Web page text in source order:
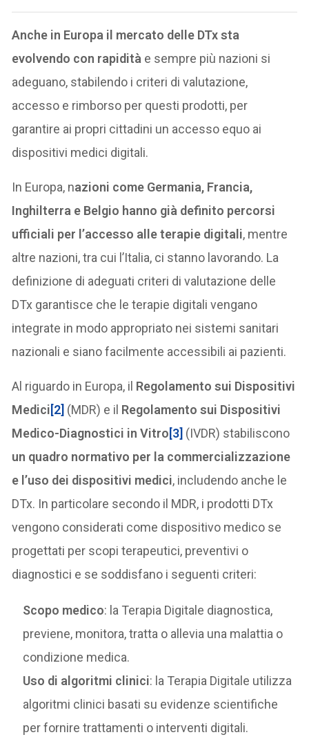
Anche in Europa il mercato delle DTx sta
evolvendo con rapidità e sempre più nazioni si
adeguano, stabilendo i criteri di valutazione,
accesso e rimborso per questi prodotti, per
garantire ai propri cittadini un accesso equo ai
dispositivi medici digitali.
In Europa, nazioni come Germania, Francia,
Inghilterra e Belgio hanno già definito percorsi
ufficiali per l’accesso alle terapie digitali, mentre
altre nazioni, tra cui l’Italia, ci stanno lavorando. La
definizione di adeguati criteri di valutazione delle
DTx garantisce che le terapie digitali vengano
integrate in modo appropriato nei sistemi sanitari
nazionali e siano facilmente accessibili ai pazienti.
Al riguardo in Europa, il Regolamento sui Dispositivi
Medici[2] (MDR) e il Regolamento sui Dispositivi
Medico-Diagnostici in Vitro[3] (IVDR) stabiliscono
un quadro normativo per la commercializzazione
e l’uso dei dispositivi medici, includendo anche le
DTx. In particolare secondo il MDR, i prodotti DTx
vengono considerati come dispositivo medico se
progettati per scopi terapeutici, preventivi o
diagnostici e se soddisfano i seguenti criteri:
Scopo medico: la Terapia Digitale diagnostica,
previene, monitora, tratta o allevia una malattia o
condizione medica.
Uso di algoritmi clinici: la Terapia Digitale utilizza
algoritmi clinici basati su evidenze scientifiche
per fornire trattamenti o interventi digitali.